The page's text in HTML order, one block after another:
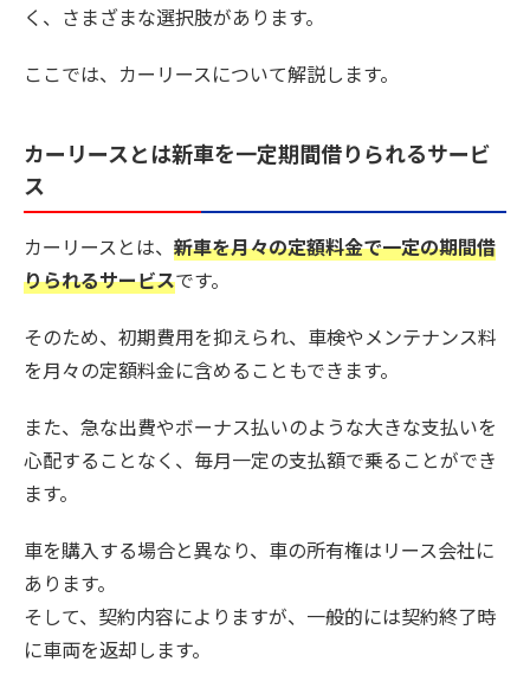
く、さまざまな選択肢があります。
ここでは、カーリースについて解説します。
カーリースとは新車を一定期間借りられるサービ
ス
カーリースとは、 新車を月々の定額料金で一定の期間借
りられるサービスです。
そのため、初期費用を抑えられ、車検やメンテナンス料
を月々の定額料金に含めることもできます。
また、急な出費やボーナス払いのような大きな支払いを
心配することなく、毎月一定の支払額で乗ることができ
ます。
車を購入する場合と異なり、車の所有権はリース会社に
あります。
そして、契約内容によりますが、一般的には契約終了時
に車両を返却します。